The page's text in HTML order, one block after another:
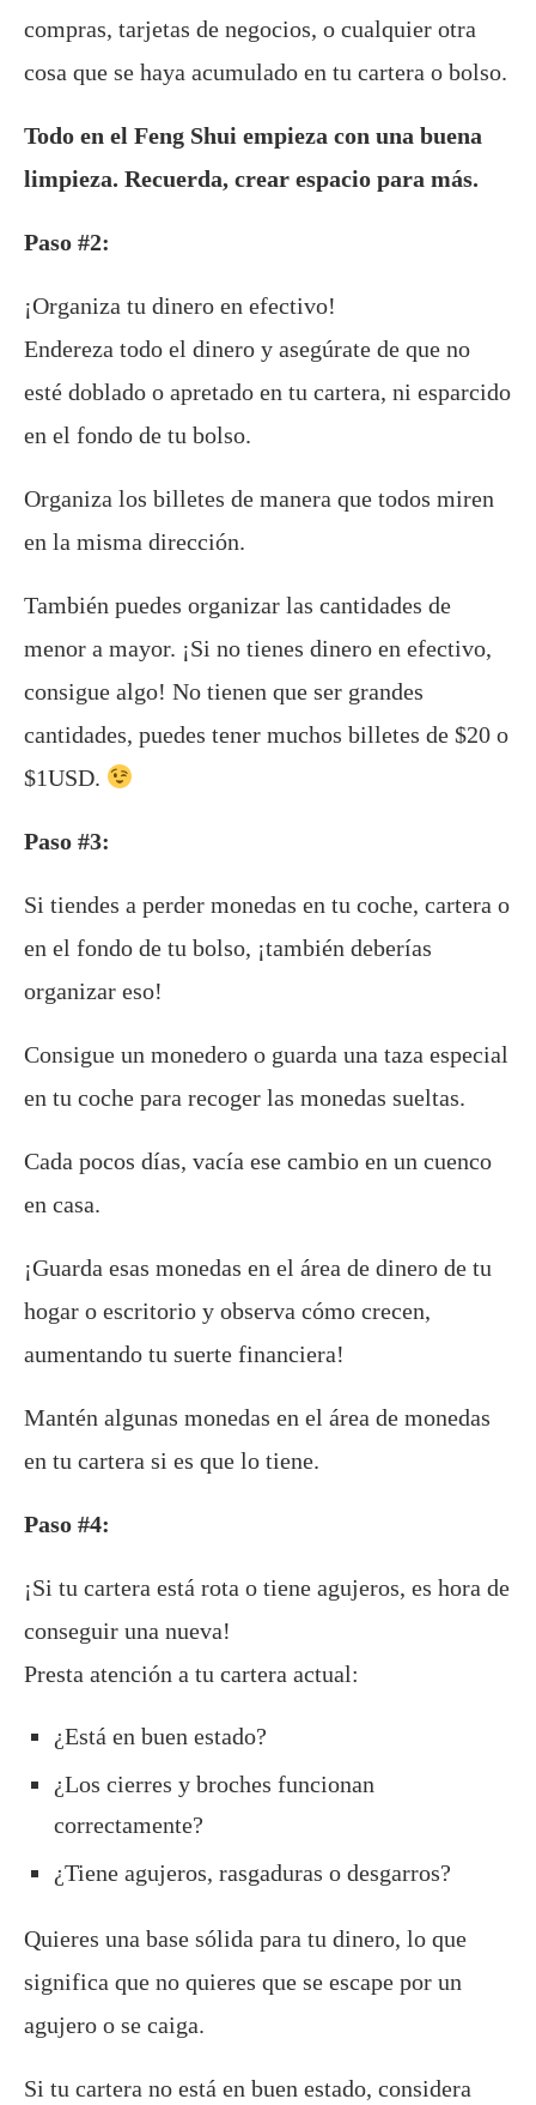
compras, tarjetas de negocios, o cualquier otra
cosa que se haya acumulado en tu cartera o bolso.
Todo en el Feng Shui empieza con una buena
limpieza. Recuerda, crear espacio para más.
Paso #2:
¡Organiza tu dinero en efectivo!
Endereza todo el dinero y asegúrate de que no
esté doblado o apretado en tu cartera, ni esparcido
en el fondo de tu bolso.
Organiza los billetes de manera que todos miren
en la misma dirección.
También puedes organizar las cantidades de
menor a mayor. ¡Si no tienes dinero en efectivo,
consigue algo! No tienen que ser grandes
cantidades, puedes tener muchos billetes de $20 o
$1USD.
Paso #3:
Si tiendes a perder monedas en tu coche, cartera o
en el fondo de tu bolso, ¡también deberías
organizar eso!
Consigue un monedero o guarda una taza especial
en tu coche para recoger las monedas sueltas.
Cada pocos días, vacía ese cambio en un cuenco
en casa.
¡Guarda esas monedas en el área de dinero de tu
hogar o escritorio y observa cómo crecen,
aumentando tu suerte financiera!
Mantén algunas monedas en el área de monedas
en tu cartera si es que lo tiene.
Paso #4:
¡Si tu cartera está rota o tiene agujeros, es hora de
conseguir una nueva!
Presta atención a tu cartera actual:
¿Está en buen estado?
¿Los cierres y broches funcionan
correctamente?
¿Tiene agujeros, rasgaduras o desgarros?
Quieres una base sólida para tu dinero, lo que
significa que no quieres que se escape por un
agujero o se caiga.
Si tu cartera no está en buen estado, considera